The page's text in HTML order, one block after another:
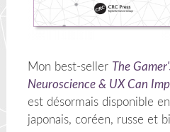
Mon best-seller The
Neuroscience & UX Can
est désormais disponible
japonais, coréen, russe et